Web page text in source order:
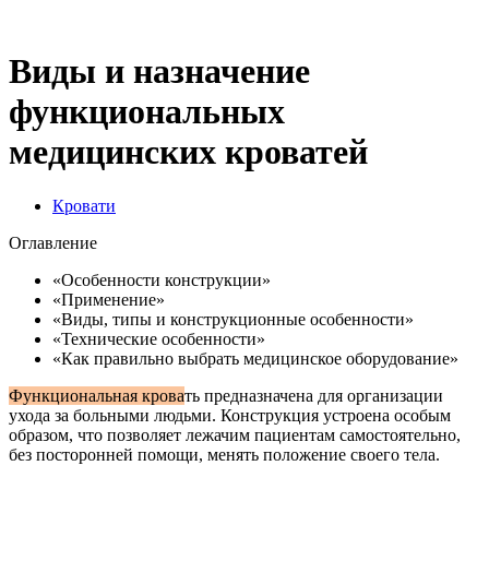
Виды и назначение
функциональных
медицинских кроватей
Кровати
Оглавление
«Особенности конструкции»
«Применение»
«Виды, типы и конструкционные особенности»
«Технические особенности»
«Как правильно выбрать медицинское оборудование»
Функциональная кровать предназначена для организации
ухода за больными людьми. Конструкция устроена особым
образом, что позволяет лежачим пациентам самостоятельно,
без посторонней помощи, менять положение своего тела.